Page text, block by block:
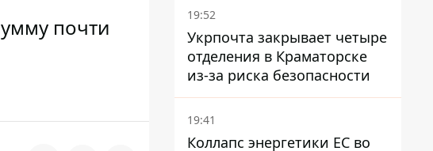
почти
19:52
Укрпочта закрывает четыре
отделения в Краматорске
из-за риска безопасности
19:41
Коллапс энергетики ЕС во